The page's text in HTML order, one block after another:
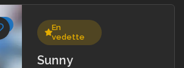
En
vedette
Sunny